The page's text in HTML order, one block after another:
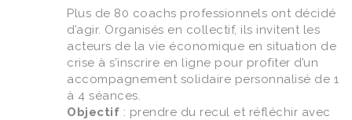
Plus de 80 coachs professionnels ont décidé
d’agir. Organisés en collectif, ils invitent les
acteurs de la vie économique en situation de
crise à s’inscrire en ligne pour profiter d’un
accompagnement solidaire personnalisé de 1
à 4 séances.
Objectif : prendre du recul et réfléchir avec